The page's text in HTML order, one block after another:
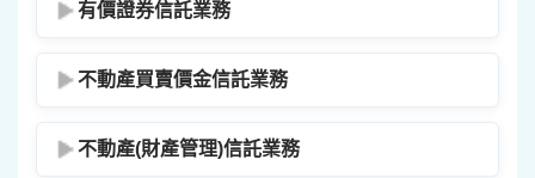
有價證券信託業務
不動產買賣價金信託業務
不動產(財產管理)信託業務